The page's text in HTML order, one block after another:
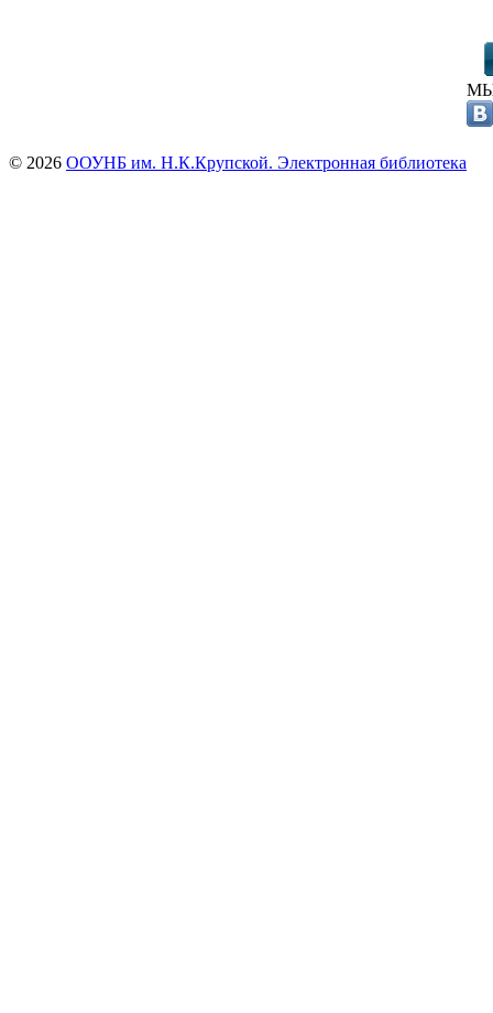
© 2026 ООУНБ им. Н.К.Крупской. Электронная библиотека